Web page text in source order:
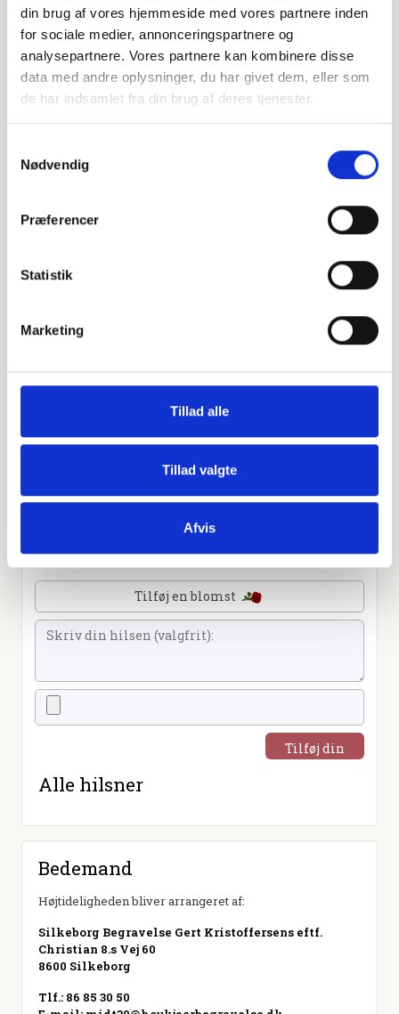
din brug af vores hjemmeside med vores partnere inden
for sociale medier, annonceringspartnere og
analysepartnere. Vores partnere kan kombinere disse
data med andre oplysninger, du har givet dem, eller som
de har indsamlet fra din brug af deres tjenester.
Nødvendig
Præferencer
Statistik
Marketing
Tillad alle
Tillad valgte
Afvis
Højtideligheden
Lørdagd. 19. august 2023 kl. 11.00
Them Kirke
Sammen kan vi mindes Hans Kjær. Du kan tænde et lys,
Tænd et lys
Tilføj en blomst
Tilføj din
Alle hilsner
Bedemand
Højtideligheden bliver arrangeret af:
Silkeborg Begravelse Gert Kristoffersens eftf.
Christian 8.s Vej 60
8600 Silkeborg
Tlf.: 86 85 30 50